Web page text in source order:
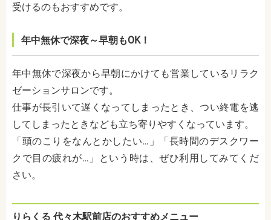
受けるのもおすすめです。
年中無休で深夜～早朝もOK！
年中無休で深夜から早朝にかけても営業しているリラク
ゼーションサロンです。
仕事が長引いて遅くなってしまったとき、つい終電を逃
してしまったときなども立ち寄りやすくなっています。
「頭のこりをなんとかしたい…」「長時間のデスクワー
クで目の疲れが…」という時は、ぜひ利用してみてくだ
さい。
りらくる 代々木駅前店のおすすめメニュー